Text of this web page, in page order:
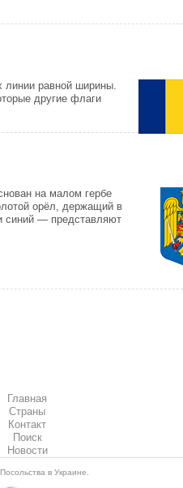
линии равной ширины.
другие флаги
на малом гербе
орёл, держащий в
синий — представляют
Главная
Страны
Контакт
Поиск
Новости
Посольства в Украине